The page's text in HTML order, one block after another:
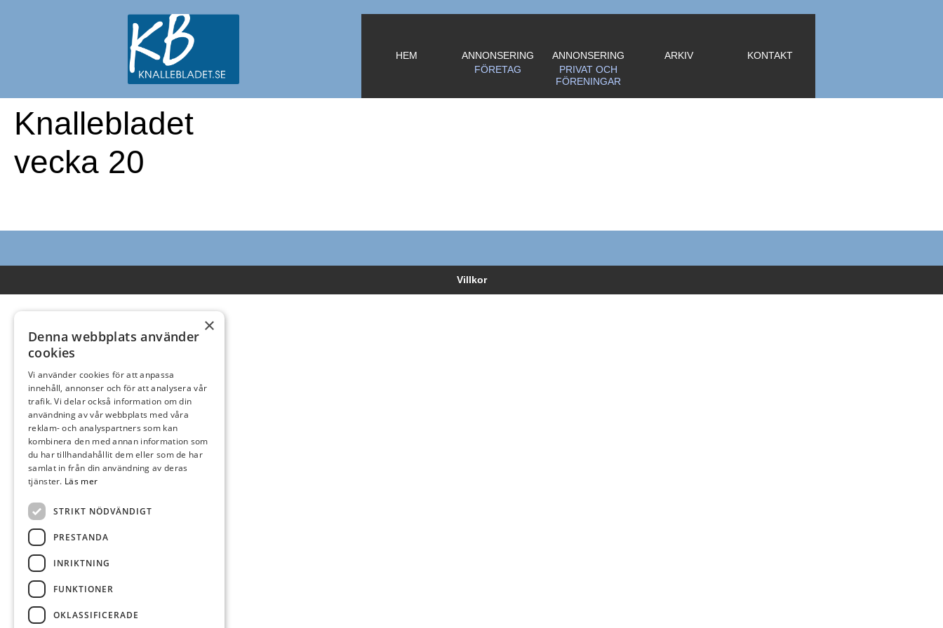
HEM
ANNONSERING
FÖRETAG
ANNONSERING
PRIVAT OCH
FÖRENINGAR
ARKIV KONTAKT
Knallebladet
vecka 20
Villkor
×
Denna webbplats använder
cookies
Vi använder cookies för att anpassa
innehåll, annonser och för att analysera vår
trafik. Vi delar också information om din
användning av vår webbplats med våra
reklam- och analyspartners som kan
kombinera den med annan information som
du har tillhandahållit dem eller som de har
samlat in från din användning av deras
tjänster. Läs mer
STRIKT NÖDVÄNDIGT
PRESTANDA
INRIKTNING
FUNKTIONER
OKLASSIFICERADE